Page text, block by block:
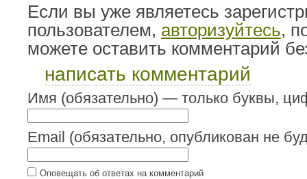
Если вы уже являетесь
пользователем, авторизуйтесь,
можете оставить комментарий
написать комментарий
Имя (обязательно) — только буквы,
Email (обязательно, опубликован не
Оповещать об ответах на комментарий